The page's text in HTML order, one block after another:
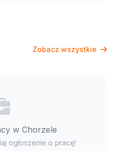
Zobacz wszystkie
w Chorzele
ogłoszenie o pracę!